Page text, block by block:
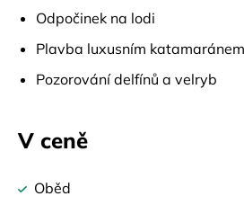
Odpočinek na lodi
Plavba luxusním
Pozorování delfínů a velryb
V ceně
Oběd